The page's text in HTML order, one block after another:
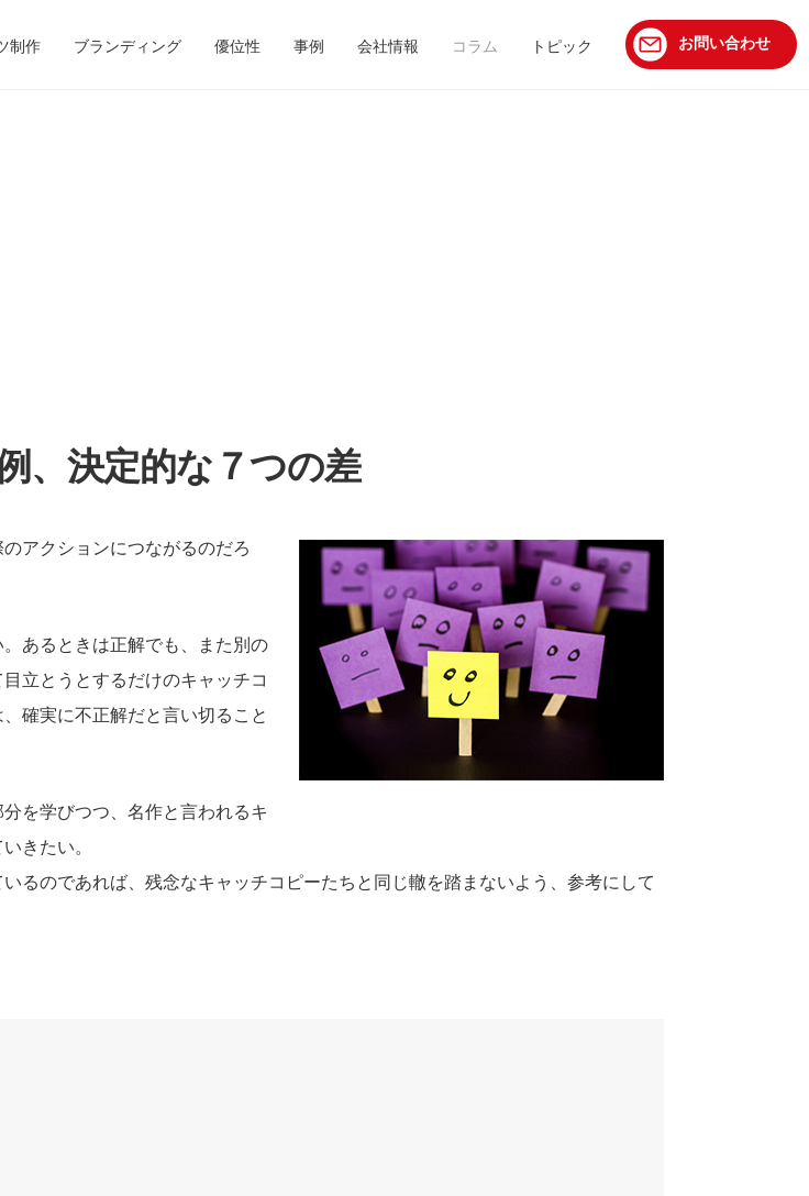
制作 ブランディング 優位性 事例 会社情報 コラム トピック お問い合わせ
、決定的な７つの差
アクションにつながるのだろ
あるときは正解でも、また別の
立とうとするだけのキャッチコ
確実に不正解だと言い切ること
を学びつつ、名作と言われるキ
きたい。
るのであれば、残念なキャッチコピーたちと同じ轍を踏まないよう、参考にして